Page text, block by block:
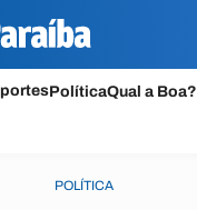
PolíticaQual a Boa?
POLÍTICA